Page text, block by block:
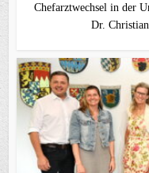
Chefarztwechsel in der
Dr. Christian